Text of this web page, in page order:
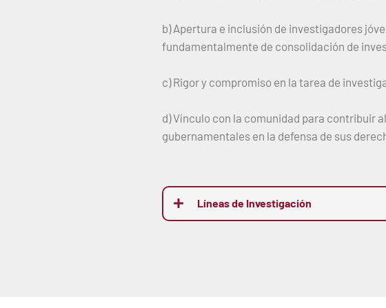
b) Apertura e inclusión de investigadores
fundamentalmente de consolidación de
c) Rigor y compromiso en la tarea de
d) Vínculo con la comunidad para contribuir
gubernamentales en la defensa de sus
Líneas de Investigación